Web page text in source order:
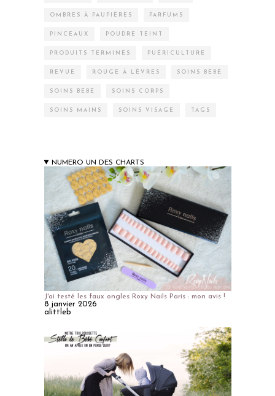
OMBRES À PAUPIÈRES PARFUMS
PINCEAUX POUDRE TEINT
PRODUITS TERMINÉS PUÉRICULTURE
REVUE ROUGE À LÈVRES SOINS BÉBÉ
SOINS BÉBÉ SOINS CORPS
SOINS MAINS SOINS VISAGE TAGS
NUMERO UN DES CHARTS
J'ai testé les faux ongles Roxy Nails Paris : mon avis !
8 janvier 2026
alittleb